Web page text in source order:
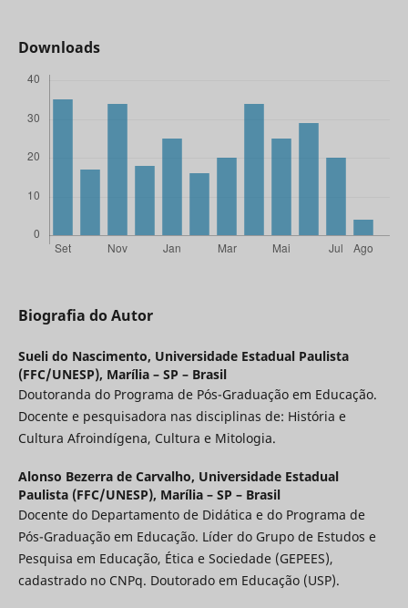
Downloads
Biografia do Autor
Sueli do Nascimento, Universidade Estadual Paulista
(FFC/UNESP), Marília – SP – Brasil
Doutoranda do Programa de Pós-Graduação em Educação.
Docente e pesquisadora nas disciplinas de: História e
Cultura Afroindígena, Cultura e Mitologia.
Alonso Bezerra de Carvalho, Universidade Estadual
Paulista (FFC/UNESP), Marília – SP – Brasil
Docente do Departamento de Didática e do Programa de
Pós-Graduação em Educação. Líder do Grupo de Estudos e
Pesquisa em Educação, Ética e Sociedade (GEPEES),
cadastrado no CNPq. Doutorado em Educação (USP).